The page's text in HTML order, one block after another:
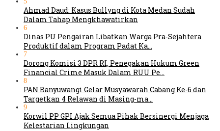
Ahmad Daud: Kasus Bullyng di Kota Medan Sudah
Dalam Tahap Mengkhawatirkan
6
Dinas PU Pengairan Libatkan Warga Pra-Sejahtera
Produktif dalam Program Padat Ka…
7
Dorong Komisi 3 DPR RI, Penegakan Hukum Green
Financial Crime Masuk Dalam RUU Pe…
8
PAN Banyuwangi Gelar Musyawarah Cabang Ke-6 dan
Targetkan 4 Relawan di Masing-ma…
9
Korwil PP GPI Ajak Semua Pihak Bersinergi Menjaga
Kelestarian Lingkungan